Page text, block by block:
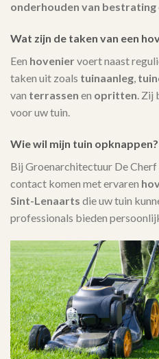
onderhouden van bestrating
Wat zijn de taken van een
Een hoveniervoert naast
taken uit zoals tuinaanleg,
van terrassen en opritten. Zij
voor uw tuin.
Wie wil mijn tuin opknappen?
Bij Groenarchitectuur De
contact komen met ervaren
Sint-Lenaarts die uw tuin
professionals bieden